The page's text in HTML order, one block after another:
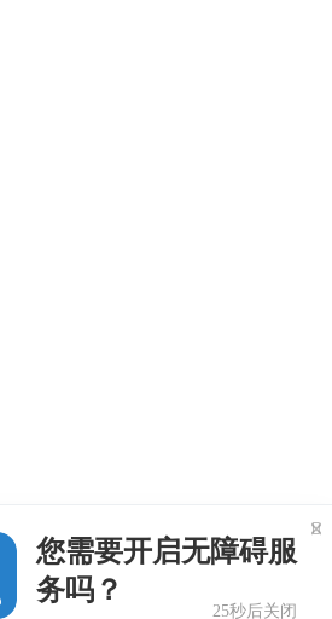
您需要开启无障碍服
务吗？
24秒后关闭
